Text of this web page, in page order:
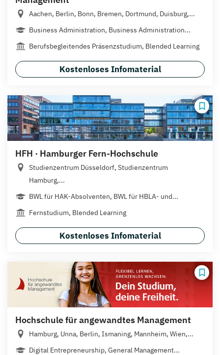
Aachen, Berlin, Bonn, Bremen, Dortmund, Duisburg,...
Business Administration, Business Administration...
Berufsbegleitendes Präsenzstudium, Blended Learning
Kostenloses Infomaterial
HFH · Hamburger Fern-Hochschule
Studienzentrum Düsseldorf, Studienzentrum
Hamburg,...
BWL für HAK-Absolventen, BWL für HBLA- und...
Fernstudium, Blended Learning
Kostenloses Infomaterial
Hochschule für angewandtes Management
Hamburg, Unna, Berlin, Ismaning, Mannheim, Wien,...
Digital Entrepreneurship, General Management...